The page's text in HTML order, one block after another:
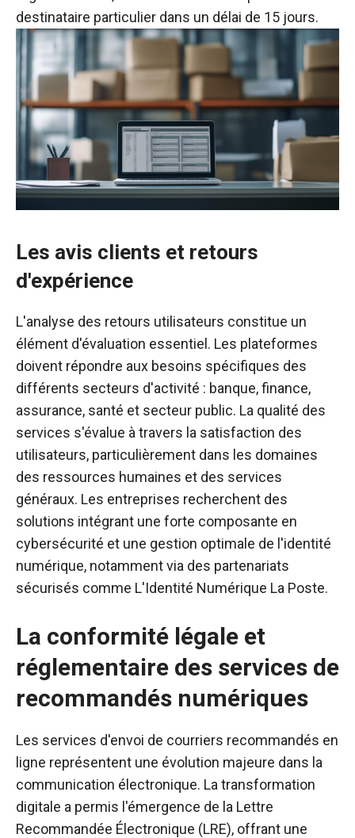
destinataire particulier dans un délai de 15 jours.
Les avis clients et retours
d'expérience
L'analyse des retours utilisateurs constitue un
élément d'évaluation essentiel. Les plateformes
doivent répondre aux besoins spécifiques des
différents secteurs d'activité : banque, finance,
assurance, santé et secteur public. La qualité des
services s'évalue à travers la satisfaction des
utilisateurs, particulièrement dans les domaines
des ressources humaines et des services
généraux. Les entreprises recherchent des
solutions intégrant une forte composante en
cybersécurité et une gestion optimale de l'identité
numérique, notamment via des partenariats
sécurisés comme L'Identité Numérique La Poste.
La conformité légale et
réglementaire des services de
recommandés numériques
Les services d'envoi de courriers recommandés en
ligne représentent une évolution majeure dans la
communication électronique. La transformation
digitale a permis l'émergence de la Lettre
Recommandée Électronique (LRE), offrant une